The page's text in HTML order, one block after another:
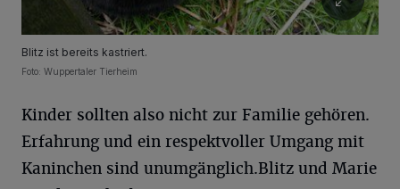
Blitz ist bereits kastriert.
Foto: Wuppertaler Tierheim
Kinder sollten also nicht zur Familie gehören.
Erfahrung und ein respektvoller Umgang mit
Kaninchen sind unumgänglich.Blitz und Marie